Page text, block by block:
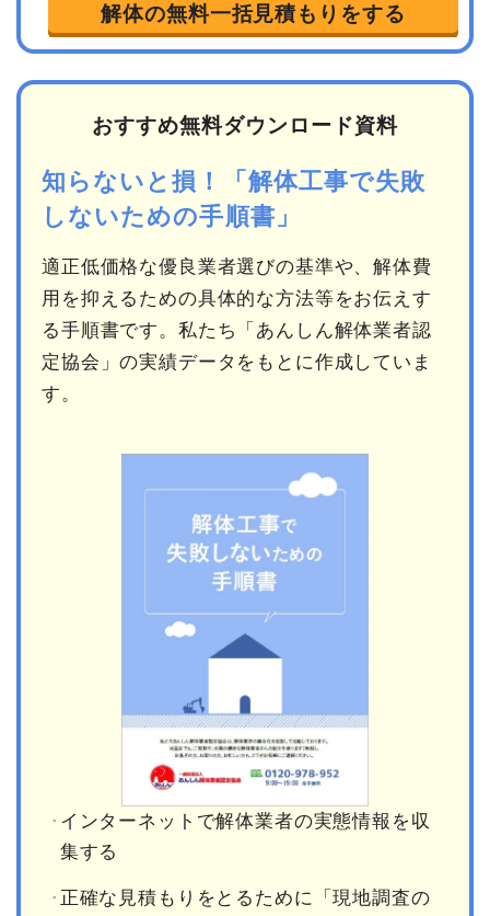
解体の無料一括見積もりをする
おすすめ無料ダウンロード資料
知らないと損！「解体工事で失敗
しないための手順書」
適正低価格な優良業者選びの基準や、解体費
用を抑えるための具体的な方法等をお伝えす
る手順書です。私たち「あんしん解体業者認
定協会」の実績データをもとに作成していま
す。
インターネットで解体業者の実態情報を収
集する
正確な見積もりをとるために「現地調査の